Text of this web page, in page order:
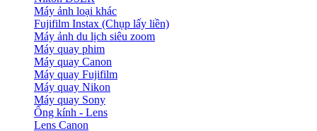
Máy ảnh loại khác
Fujifilm Instax (Chụp lấy liền)
Máy ảnh du lịch siêu zoom
Máy quay phim
Máy quay Canon
Máy quay Fujifilm
Máy quay Nikon
Máy quay Sony
Ống kính - Lens
Lens Canon